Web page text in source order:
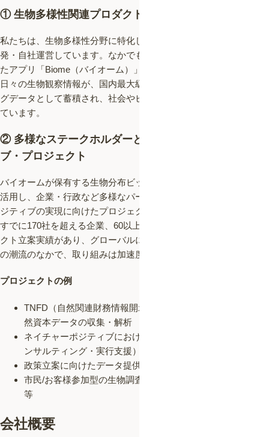
① 生物多様性関連プロダクトの開発・運営
私たちは、生物多様性分野に特化した複数のサービスを自社開
発・自社運営しています。なかでも、120万ダウンロードを突破し
たアプリ「Biome（バイオーム）」では、ユーザーから寄せられる
日々の生物観察情報が、国内最大級のリアルタイム生物分布ビッ
グデータとして蓄積され、社会やビジネスを動かす原動力となっ
ています。
② 多様なステークホルダーとのネイチャーポジティ
ブ・プロジェクト
バイオームが保有する生物分布ビッグデータと高度な解析技術を
活用し、企業・行政など多様なパートナーと共に、ネイチャーポ
ジティブの実現に向けたプロジェクトを推進しています。
すでに170社を超える企業、60以上の自治体・官公庁とのプロジェ
クト立案実績があり、グローバルに広がるネイチャーポジティブ
の潮流のなかで、取り組みは加速度的に拡大しています。
プロジェクトの例
TNFD（自然関連財務情報開示タスクフォース）における自
然資本データの収集・解析
ネイチャーポジティブにおけるビジネス機会の創出支援（コ
ンサルティング・実行支援）
政策立案に向けたデータ提供・レポーティング
市民/お客様参加型の生物調査プロジェクトの設計・実施
等
会社概要